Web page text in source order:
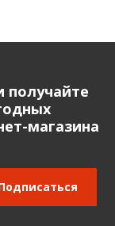
получайте
магазина